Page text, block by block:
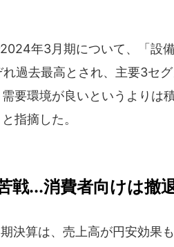
年3月期について、「設
過去最高とされ、主要3セ
要環境が良いというよりは
指摘した。
戦...消費者向けは
決算は、売上高が円安効果